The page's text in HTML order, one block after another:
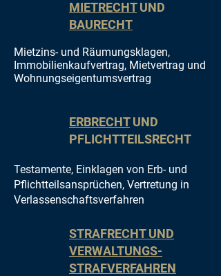
MIETRECHTUND
BAURECHT
Mietzins- und Räumungsklagen,
Immobilienkaufvertrag, Mietvertrag und
Wohnungseigentumsvertrag
ERBRECHTUND
PFLICHTTEILSRECHT
Testamente, Einklagen von Erb- und
Pflichtteilsansprüchen, Vertretung in
Verlassenschaftsverfahren
STRAFRECHT UND
VERWALTUNGS-
STRAFVERFAHREN